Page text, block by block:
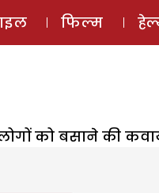
ई-मैगज़ीन
फिल्म
को बसाने की